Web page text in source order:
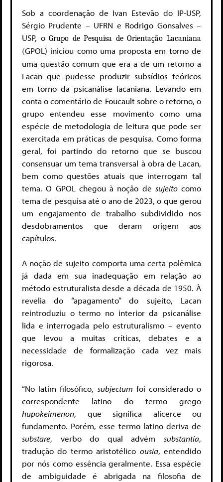
Sob a coordenação de Ivan Estevão do IP-USP,
Sérgio Prudente – UFRN e Rodrigo Gonsalves –
USP, oGrupo de Pesquisa de Orientação Lacaniana
(GPOL) iniciou como uma proposta em torno de
uma questão comum que era a de um retorno a
Lacan que pudesse produzir subsídios teóricos
em torno da psicanálise lacaniana. Levando em
conta o comentário de Foucault sobre o retorno, o
grupo entendeu esse movimento como uma
espécie de metodologia de leitura que pode ser
exercitada em práticas de pesquisa. Como forma
geral, foi partindo do retorno que se buscou
consensuar um tema transversal à obra de Lacan,
bem como questões atuais que interrogam tal
tema. O GPOL chegou à noção de sujeitocomo
tema de pesquisa até o ano de 2023, o que gerou
um engajamento de trabalho subdividido nos
desdobramentos que deram origem aos
capítulos.
A noção de sujeito comporta uma certa polêmica
já dada em sua inadequação em relação ao
método estruturalista desde a década de 1950. À
revelia do “apagamento” do sujeito, Lacan
reintroduziu o termo no interior da psicanálise
lida e interrogada pelo estruturalismo – evento
que levou a muitas críticas, debates e a
necessidade de formalização cada vez mais
rigorosa.
“No latim filosófico, subjectum foi considerado o
correspondente latino do termo grego
hupokeimenon, que significa alicerce ou
fundamento. Porém, esse termo latino deriva de
substare, verbo do qual advém substantia,
tradução do termo aristotélico ousía, entendido
por nós como essência geralmente. Essa espécie
de ambiguidade é abrigada na filosofia de